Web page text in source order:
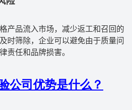
产品流入市场，减少返工和召回的
时筛除，企业可以避免由于质量问
责任和品牌损害。
公司优势是什么？